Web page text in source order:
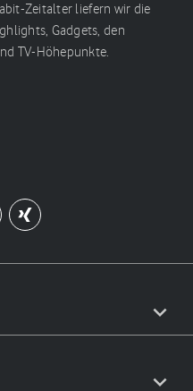
Zeitalter liefern wir die
Gadgets, den
TV-Höhepunkte.